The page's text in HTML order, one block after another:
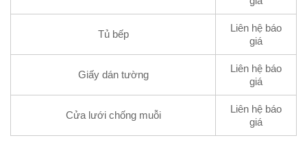
Tủ bếp
Liên hệ báo
giá
Giấy dán tường
Liên hệ báo
giá
Cửa lưới chống muỗi
Liên hệ báo
giá